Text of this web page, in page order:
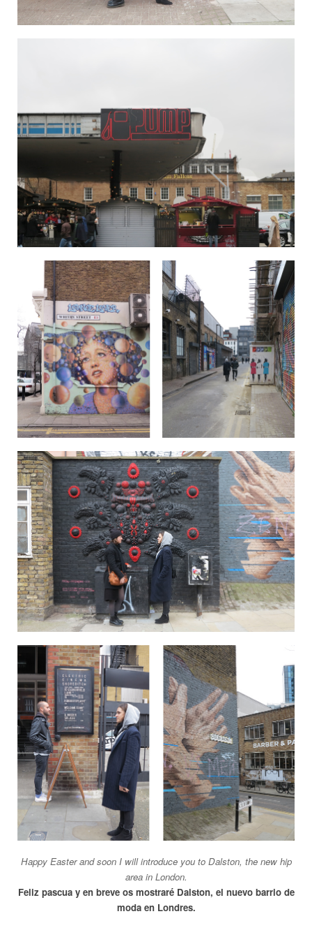
Happy Easter and soon I will introduce you to Dalston, the new hip
area in London.
Feliz pascua y en breve os mostraré Dalston, el nuevo barrio de
moda en Londres.